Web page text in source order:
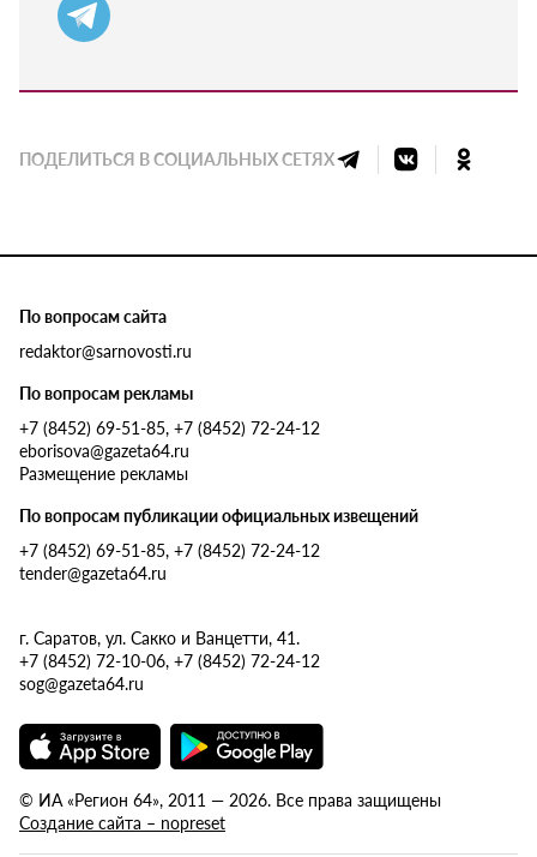
ПОДЕЛИТЬСЯ В СОЦИАЛЬНЫХ СЕТЯХ
По вопросам сайта
redaktor@sarnovosti.ru
По вопросам рекламы
+7 (8452) 69-51-85, +7 (8452) 72-24-12
eborisova@gazeta64.ru
Размещение рекламы
По вопросам публикации официальных извещений
+7 (8452) 69-51-85, +7 (8452) 72-24-12
tender@gazeta64.ru
г. Саратов, ул. Сакко и Ванцетти, 41.
+7 (8452) 72-10-06, +7 (8452) 72-24-12
sog@gazeta64.ru
© ИА «Регион 64», 2011 — 2026. Все права защищены
Создание сайта – nopreset